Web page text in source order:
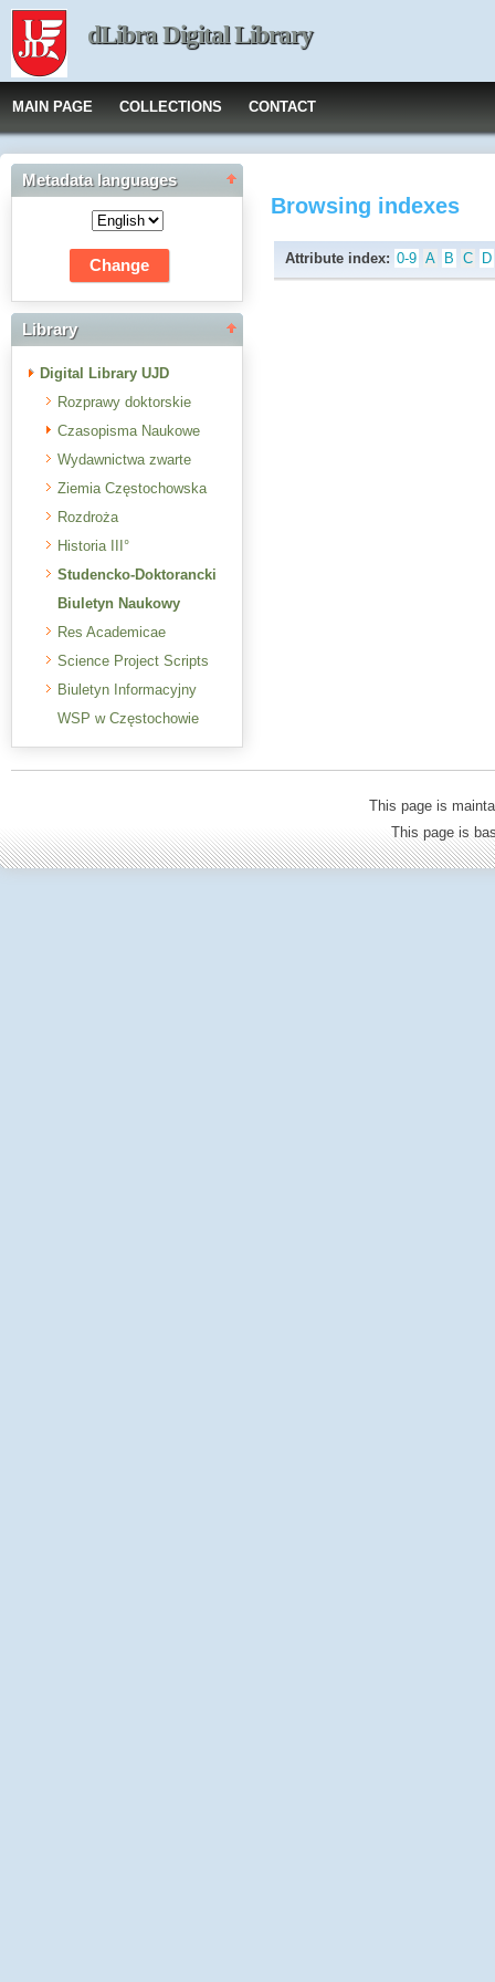
dLibra Digital Library
MAIN PAGE COLLECTIONS CONTACT
Metadata languages
Library
Digital Library UJD
Rozprawy doktorskie
Czasopisma Naukowe
Wydawnictwa zwarte
Ziemia Częstochowska
Rozdroża
Historia III°
Studencko-Doktorancki
Biuletyn Naukowy
Res Academicae
Science Project Scripts
Biuletyn Informacyjny
WSP w Częstochowie
Browsing indexes
Attribute index: 0-9 A B C D
This page is
This page is